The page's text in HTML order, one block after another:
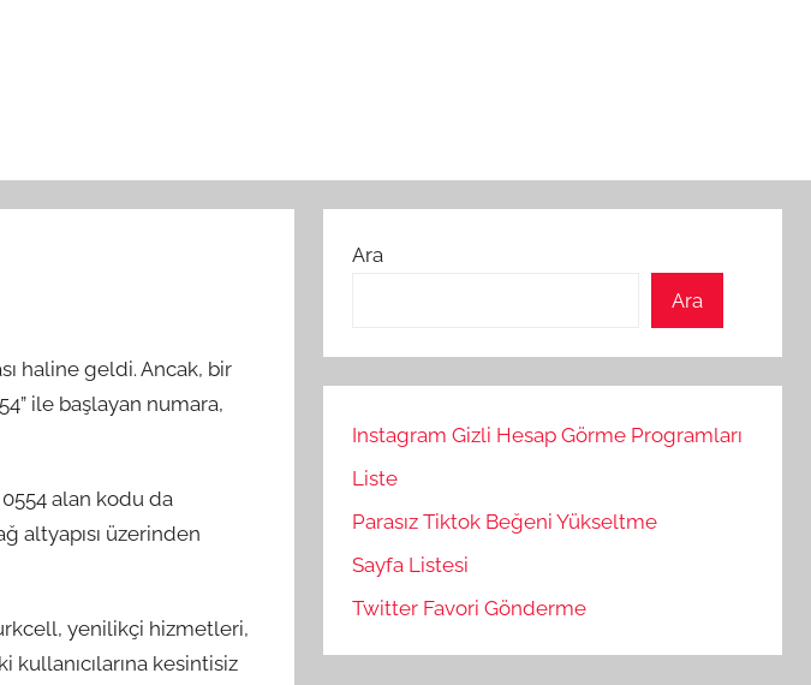
haline geldi. Ancak, bir
ile başlayan numara,
alan kodu da
altyapısı üzerinden
yenilikçi hizmetleri,
kullanıcılarına kesintisiz
Ara
Ara
Instagram Gizli Hesap Görme Programları
Liste
Parasız Tiktok Beğeni Yükseltme
Sayfa Listesi
Twitter Favori Gönderme